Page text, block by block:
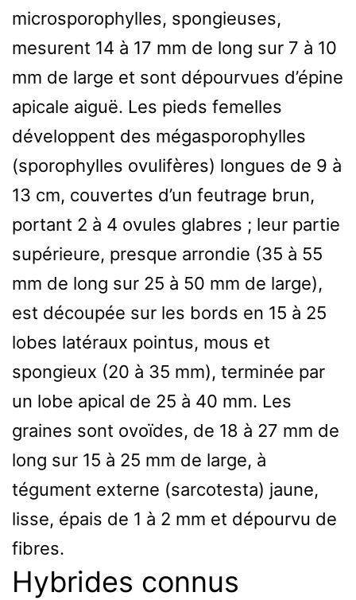
microsporophylles, spongieuses,
mesurent 14 à 17 mm de long sur 7 à 10
mm de large et sont dépourvues d’épine
apicale aiguë. Les pieds femelles
développent des mégasporophylles
(sporophylles ovulifères) longues de 9 à
13 cm, couvertes d’un feutrage brun,
portant 2 à 4 ovules glabres ; leur partie
supérieure, presque arrondie (35 à 55
mm de long sur 25 à 50 mm de large),
est découpée sur les bords en 15 à 25
lobes latéraux pointus, mous et
spongieux (20 à 35 mm), terminée par
un lobe apical de 25 à 40 mm. Les
graines sont ovoïdes, de 18 à 27 mm de
long sur 15 à 25 mm de large, à
tégument externe (sarcotesta) jaune,
lisse, épais de 1 à 2 mm et dépourvu de
fibres.
Hybrides connus